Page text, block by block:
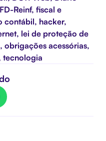
Reinf, fiscal e
contábil, hacker,
, lei de proteção de
, obrigações acessórias,
tecnologia